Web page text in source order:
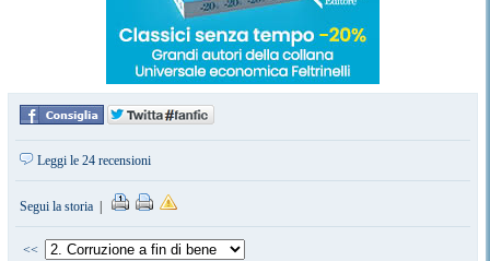
Leggi le 24 recensioni
Segui la storia
<<